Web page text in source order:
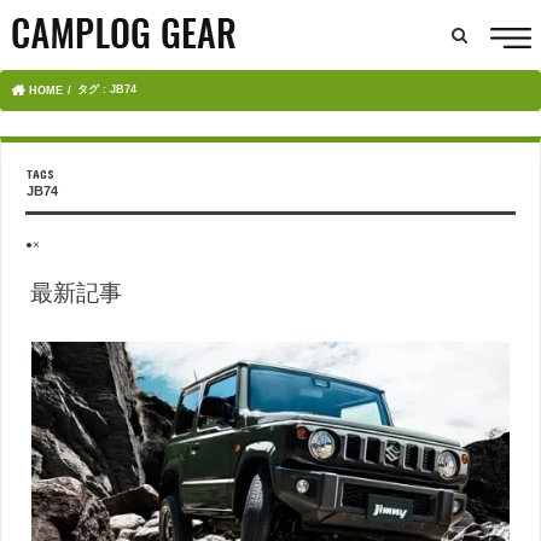
HOME タグ : JB74
JB74
●×
最新記事